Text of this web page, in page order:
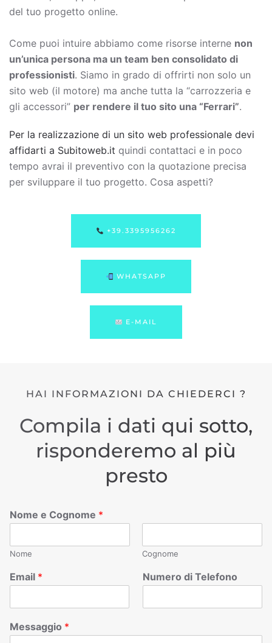
del tuo progetto online.
Come puoi intuire abbiamo come risorse interne non
un’unica persona ma un team ben consolidato di
professionisti. Siamo in grado di offrirti non solo un
sito web (il motore) ma anche tutta la “carrozzeria e
gli accessori” per rendere il tuo sito una “Ferrari”.
Per la realizzazione di un sito web professionale devi
affidarti a Subitoweb.it quindi contattaci e in poco
tempo avrai il preventivo con la quotazione precisa
per sviluppare il tuo progetto. Cosa aspetti?
+39.3395956262
WHATSAPP
E-MAIL
HAI INFORMAZIONI DA CHIEDERCI ?
Compila i dati qui sotto,
risponderemo al più
presto
Nome e Cognome *
Nome Cognome
Email * Numero di Telefono
Messaggio *